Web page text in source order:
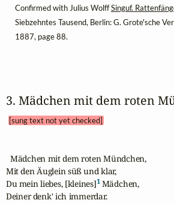
Confirmed with Julius WolffSinguf.
Siebzehntes Tausend, Berlin: G. Grote'sche
1887, page 88.
3. Mädchen mit dem roten
[sung text not yet checked]
  Mädchen mit dem roten Mündchen,
Mit den Äuglein süß und klar,
Du mein liebes, [kleines]1 Mädchen,
Deiner denk' ich immerdar.